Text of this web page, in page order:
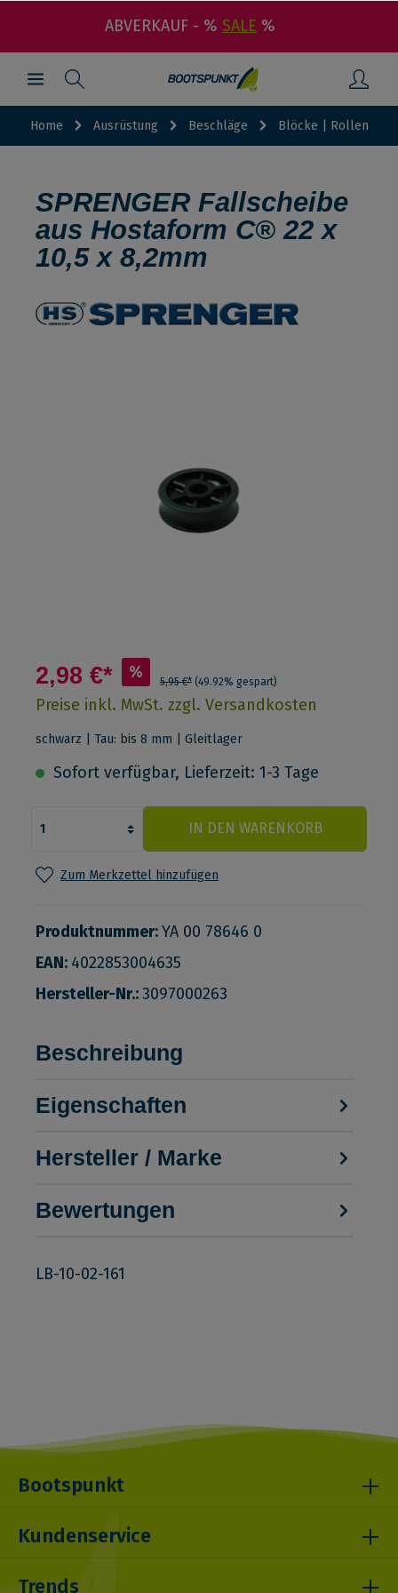
ABVERKAUF - % SALE %
Home Ausrüstung Beschläge Blöcke | Rollen
SPRENGER Fallscheibe
aus Hostaform C® 22 x
10,5 x 8,2mm
2,98 €* % 5,95 €* (49.92% gespart)
Preise inkl. MwSt. zzgl. Versandkosten
schwarz | Tau: bis 8 mm | Gleitlager
Sofort verfügbar, Lieferzeit: 1-3 Tage
IN DEN WARENKORB
Zum Merkzettel hinzufügen
Produktnummer:YA 00 78646 0
EAN: 4022853004635
Hersteller-Nr.:3097000263
Beschreibung
Eigenschaften
Hersteller / Marke
Bewertungen
LB-10-02-161
Bootspunkt
Kundenservice
Trends